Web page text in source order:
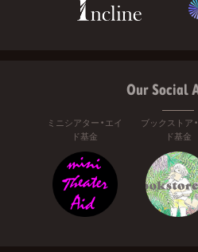
Our Social
ミニシアター・エイ
ド基金
ブックストア
ド基金